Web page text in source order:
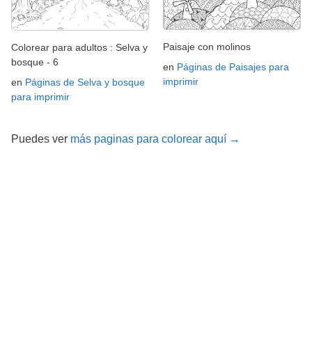
Colorear para adultos : Selva y
bosque - 6
en Páginas de Selva y bosque
para imprimir
Paisaje con molinos
en Páginas de Paisajes para
imprimir
Puedes ver más paginas para colorear aquí →